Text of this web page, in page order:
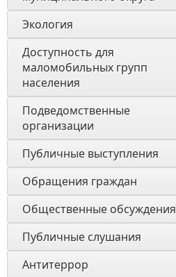
Экология
Доступность для
маломобильных групп
населения
Подведомственные
организации
Публичные выступления
Обращения граждан
Общественные обсуждения
Публичные слушания
Антитеррор